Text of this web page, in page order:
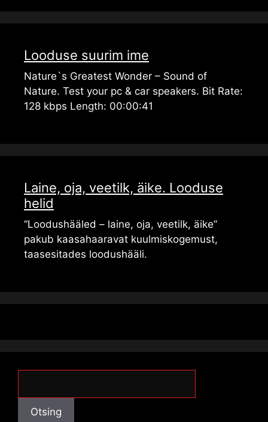
Looduse suurim ime
Nature`s Greatest Wonder – Sound of
Nature. Test your pc & car speakers. Bit Rate:
128 kbps Length: 00:00:41
Laine, oja, veetilk, äike. Looduse
helid
“Loodushääled – laine, oja, veetilk, äike”
pakub kaasahaaravat kuulmiskogemust,
taasesitades loodushääli.
Otsing